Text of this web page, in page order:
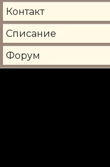
Контакт
Списание
Форум